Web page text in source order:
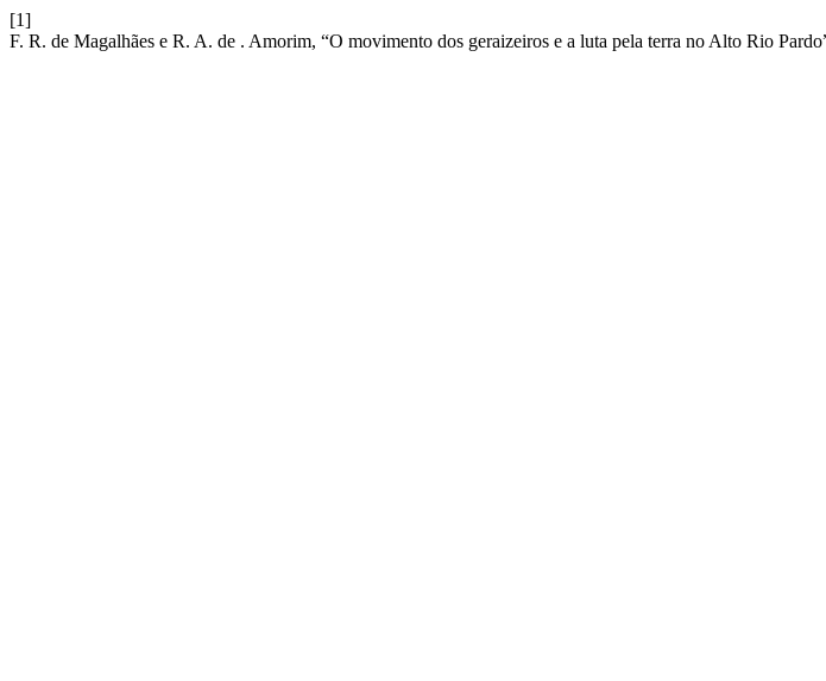
[1]
F. R. de Magalhães e R. A. de . Amorim, “O movimento dos geraizeiros e a luta pela terra no Alto Rio